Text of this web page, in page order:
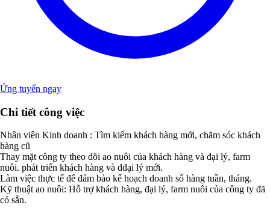
Ứng tuyển ngay
Chi tiết công việc
Nhân viên Kinh doanh : Tìm kiếm khách hàng mới, chăm sóc khách
hàng cũ
Thay mặt công ty theo dõi ao nuôi của khách hàng và đại lý, farm
nuôi. phát triển khách hàng và dđại lý mới.
Làm việc thực tế để đảm bảo kế hoạch doanh số hàng tuần, tháng.
Kỹ thuật ao nuôi: Hỗ trợ khách hàng, đại lý, farm nuôi của công ty đã
có sẵn.